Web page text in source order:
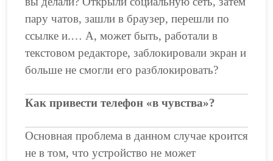
пару чатов, зашли в браузер, перешли по
ссылке и.… А, может быть, работали в
текстовом редакторе, заблокировали экран и
больше не смогли его разблокировать?
Как привести телефон «в чувства»?
Основная проблема в данном случае кроится
не в том, что устройство не может